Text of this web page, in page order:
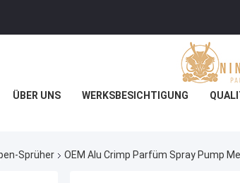
ÜBER UNS WERKSBESICHTIGUNG
Sprüher OEM Alu Crimp Parfüm Spray Pump